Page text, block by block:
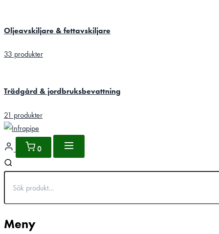
Oljeavskiljare & fettavskiljare
33 produkter
Trädgård & jordbruksbevattning
21 produkter
0
Meny